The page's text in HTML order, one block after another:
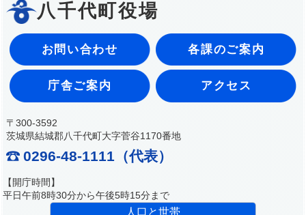
八千代町役場
お問い合わせ 各課のご案内
庁舎ご案内 アクセス
〒300-3592
茨城県結城郡八千代町大字菅谷1170番地
0296-48-1111（代表）
【開庁時間】
平日午前8時30分から午後5時15分まで